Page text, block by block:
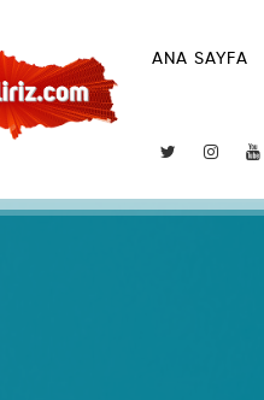
ANA SAYFA